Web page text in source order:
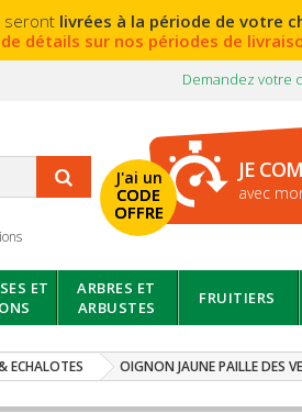
seront livrées à la période de votre
détails sur nos périodes de
Demandez votre
J'ai un
CODE
OFFRE
JE
avec
ET
ARBRES ET
ARBUSTES
FRUITIERS
ECHALOTES OIGNON JAUNE PAILLE DES